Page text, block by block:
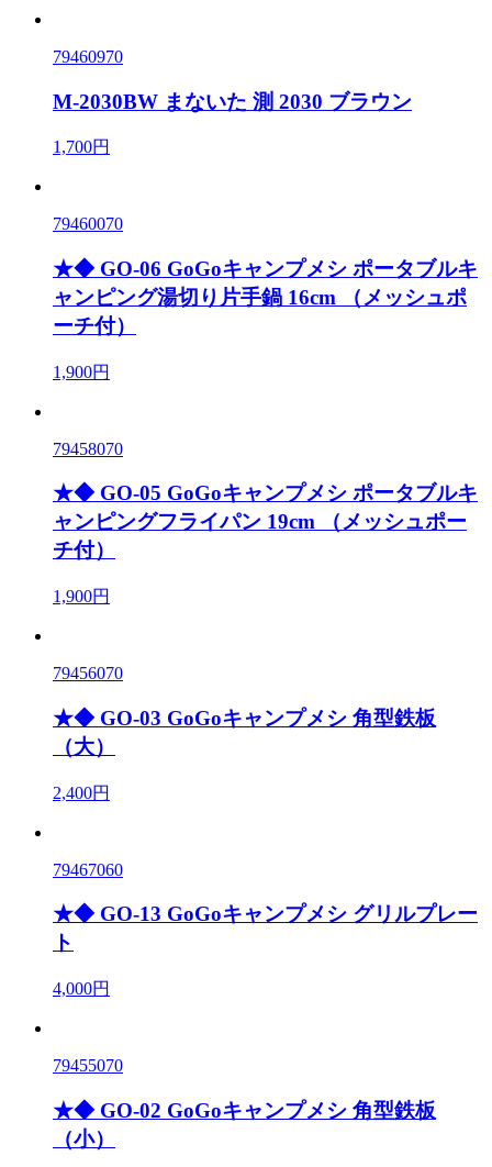
79460970
M-2030BW まないた 測 2030 ブラウン
1,700円
79460070
★◆ GO-06 GoGoキャンプメシ ポータブルキ
ャンピング湯切り片手鍋 16cm （メッシュポ
ーチ付）
1,900円
79458070
★◆ GO-05 GoGoキャンプメシ ポータブルキ
ャンピングフライパン 19cm （メッシュポー
チ付）
1,900円
79456070
★◆ GO-03 GoGoキャンプメシ 角型鉄板
（大）
2,400円
79467060
★◆ GO-13 GoGoキャンプメシ グリルプレー
ト
4,000円
79455070
★◆ GO-02 GoGoキャンプメシ 角型鉄板
（小）